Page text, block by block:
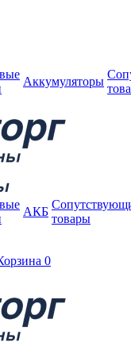
Аккумуляторы
АКБ
товары
0